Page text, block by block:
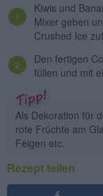
Kiwis und
Mixer geben
Crushed Ice
Den fertigen
füllen und mit
Als Dekoration für
rote Früchte am
Feigen etc.
Rezept teilen